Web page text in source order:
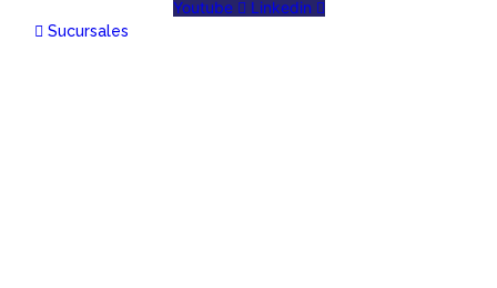
Youtube Linkedin
Sucursales